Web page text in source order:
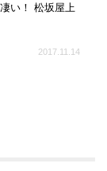
い！ 松坂屋上
2017.11.14